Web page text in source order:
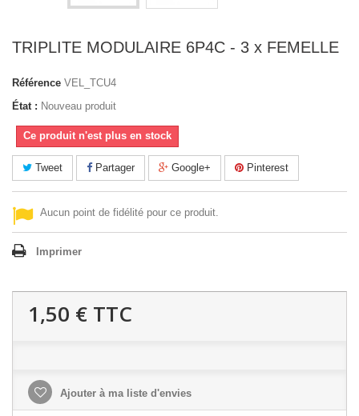
TRIPLITE MODULAIRE 6P4C - 3 x FEMELLE
Référence VEL_TCU4
État : Nouveau produit
Ce produit n'est plus en stock
Tweet Partager Google+ Pinterest
Aucun point de fidélité pour ce produit.
Imprimer
1,50 € TTC
Ajouter à ma liste d'envies